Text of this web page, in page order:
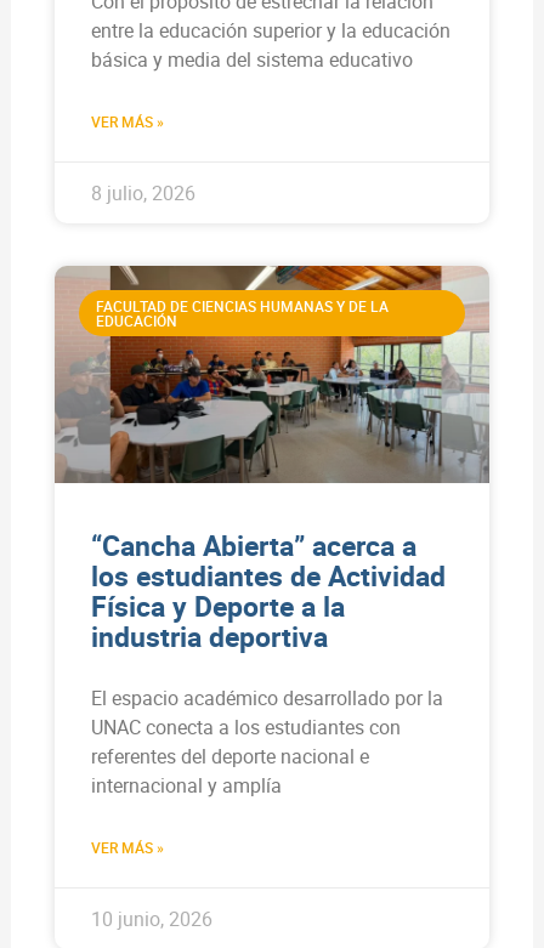
entre la educación superior y la educación
básica y media del sistema educativo
VER MÁS »
8 julio, 2026
FACULTAD DE CIENCIAS HUMANAS Y DE LA
EDUCACIÓN
“Cancha Abierta” acerca a
los estudiantes de Actividad
Física y Deporte a la
industria deportiva
El espacio académico desarrollado por la
UNAC conecta a los estudiantes con
referentes del deporte nacional e
internacional y amplía
VER MÁS »
10 junio, 2026